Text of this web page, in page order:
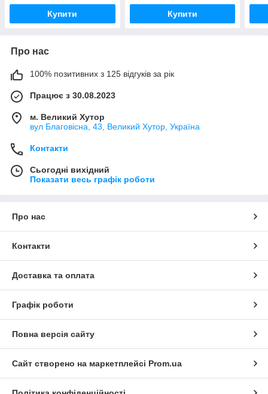
Купити Купити
Про нас
100% позитивних з 125 відгуків за рік
Працює з 30.08.2023
м. Великий Хутор
вул Благовісна, 43, Великий Хутор, Україна
Контакти
Сьогодні вихідний
Показати весь графік роботи
Про нас
Контакти
Доставка та оплата
Графік роботи
Повна версія сайту
Сайт створено на маркетплейсі Prom.ua